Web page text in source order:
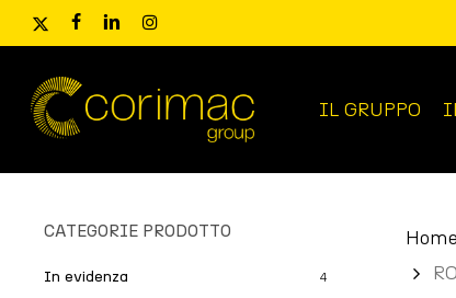
Skip
content
x-
facebooklinkedininstagram
Ricerca
prodotti
IL GRUPPO
CATEGORIE PRODOTTO
In evidenza 4
Home